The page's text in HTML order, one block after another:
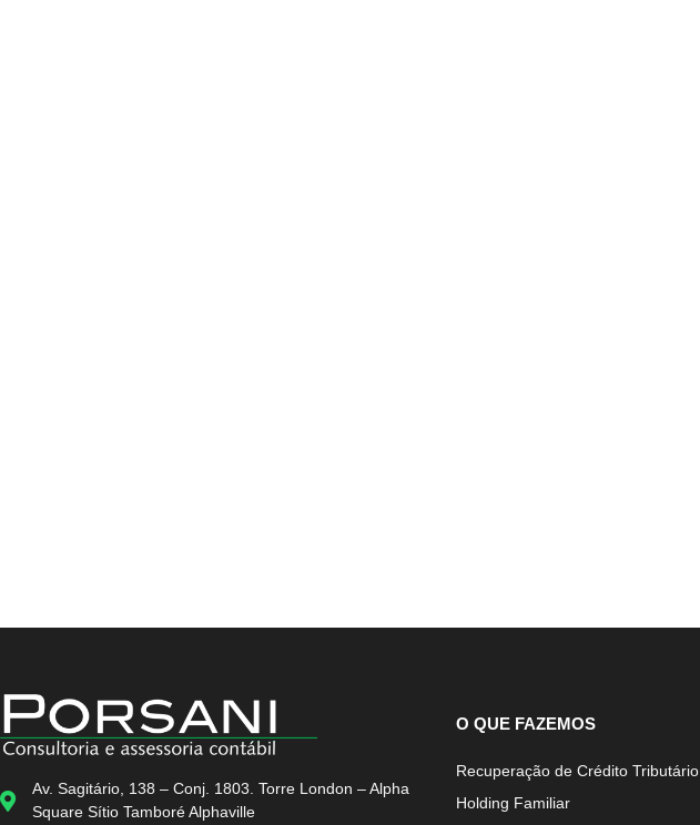
Av. Sagitário, 138 – Conj. 1803. Torre London – Alpha
Square Sítio Tamboré Alphaville
O QUE FAZEMOS
Recuperação de Crédito Tributário
Holding Familiar